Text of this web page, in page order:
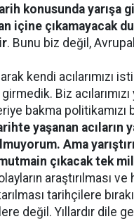
konusunda yarışa
içine çıkamayacak
. Bunu biz değil,
kendi acılarımızı
Biz
bakma politikamızı
yaşanan acıların
Ama
çıkacak tek
araştırılması
tarihçilere
değil. Yıllardır dile